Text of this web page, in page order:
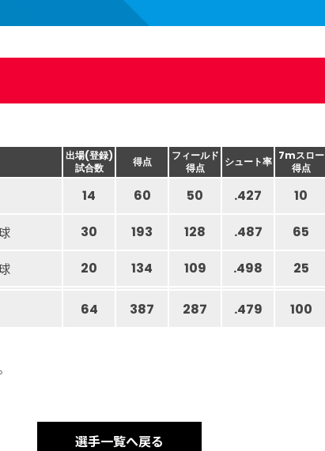
出場(登録)
試合数
得点
フィールド
得点
シュート率 7mスロー
得点
14 60 50 .427 10
30 193 128 .487 65
20 134 109 .498 25
64 387 287 .479 100
選手一覧へ戻る